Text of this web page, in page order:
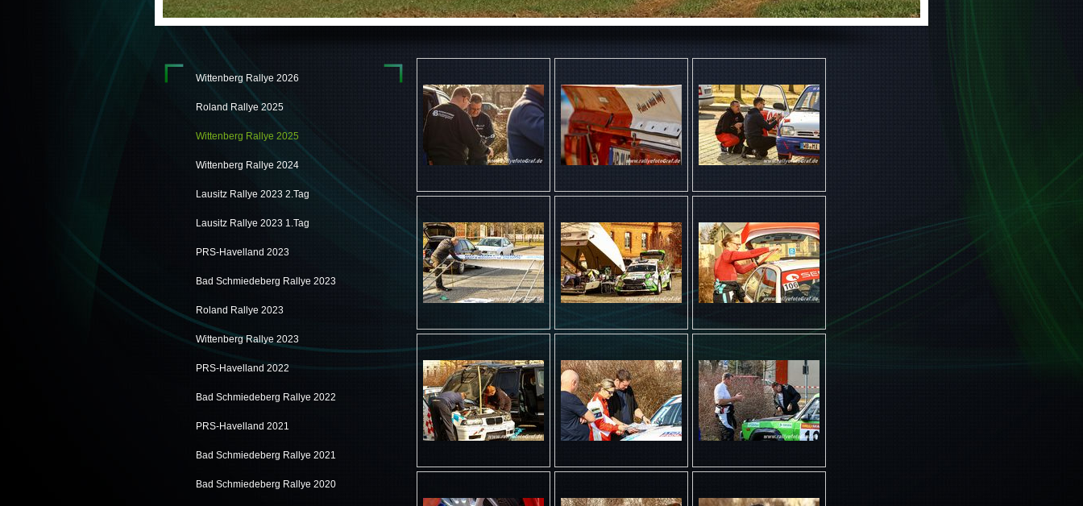
Wittenberg Rallye 2026
Roland Rallye 2025
Wittenberg Rallye 2025
Wittenberg Rallye 2024
Lausitz Rallye 2023 2.Tag
Lausitz Rallye 2023 1.Tag
PRS-Havelland 2023
Bad Schmiedeberg Rallye 2023
Roland Rallye 2023
Wittenberg Rallye 2023
PRS-Havelland 2022
Bad Schmiedeberg Rallye 2022
PRS-Havelland 2021
Bad Schmiedeberg Rallye 2021
Bad Schmiedeberg Rallye 2020